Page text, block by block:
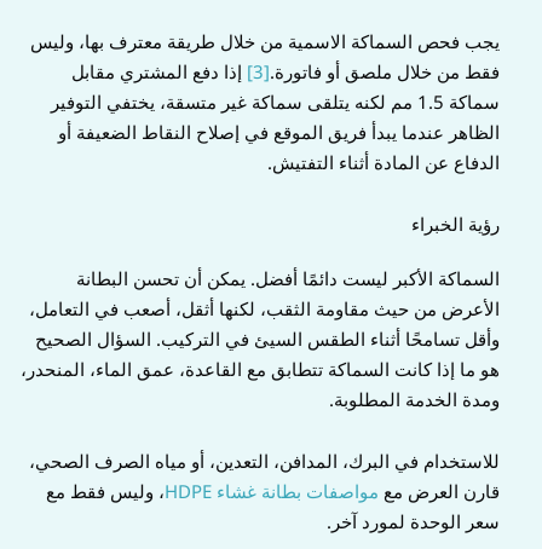
يجب فحص السماكة الاسمية من خلال طريقة معترف بها، وليس
فقط من خلال ملصق أو فاتورة.[3]
إذا دفع المشتري مقابل
سماكة 1.5 مم لكنه يتلقى سماكة غير متسقة، يختفي التوفير
الظاهر عندما يبدأ فريق الموقع في إصلاح النقاط الضعيفة أو
الدفاع عن المادة أثناء التفتيش.
رؤية الخبراء
السماكة الأكبر ليست دائمًا أفضل. يمكن أن تحسن البطانة
الأعرض من حيث مقاومة الثقب، لكنها أثقل، أصعب في التعامل،
وأقل تسامحًا أثناء الطقس السيئ في التركيب. السؤال الصحيح
هو ما إذا كانت السماكة تتطابق مع القاعدة، عمق الماء، المنحدر،
ومدة الخدمة المطلوبة.
للاستخدام في البرك، المدافن، التعدين، أو مياه الصرف الصحي،
قارن العرض مع مواصفات بطانة غشاء HDPE
، وليس فقط مع
سعر الوحدة لمورد آخر.